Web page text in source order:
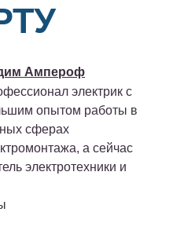
Ампероф
электрик с
опытом работы в
сферах
а сейчас
электротехники и